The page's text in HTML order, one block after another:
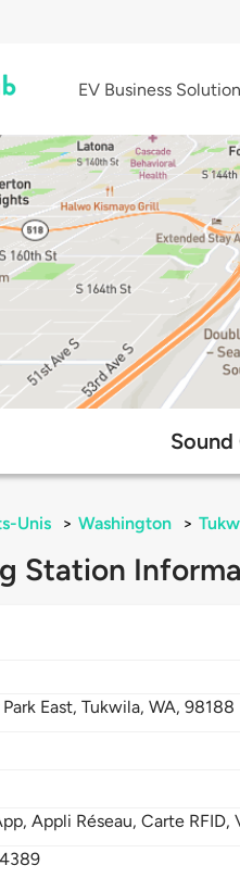
EV Business
Unis > Washington >
Station
East,Tukwila,WA,98188
Appli Réseau, Carte RFID,